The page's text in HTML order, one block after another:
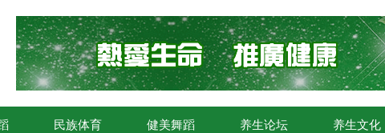
民族体育 健美舞蹈 养生论坛 养生文化